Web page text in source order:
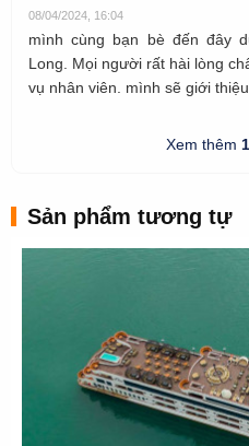
08/04/2024, 16:04
mình cùng bạn bè đến đây
Long. Mọi người rất hài lòng
vụ nhân viên. mình sẽ giới
Xem thêm
Sản phẩm tương tự